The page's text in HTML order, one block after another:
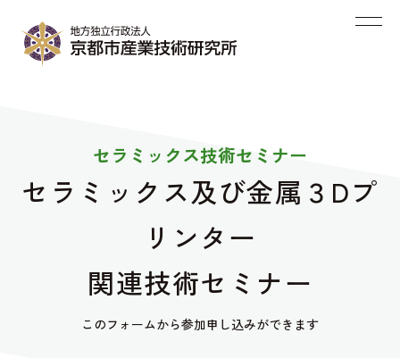
セラミックス技術セミナー
セラミックス及び金属３Dプ
リンター
関連技術セミナー
このフォームから参加申し込みができます